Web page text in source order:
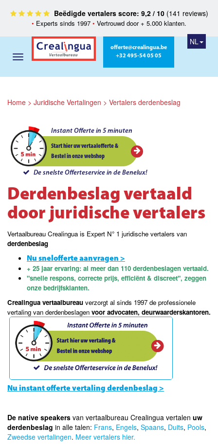
Beëdigde vertalers score: 9,2 / 10(141 reviews)
• Experts sinds 1997 • Vertrouwd door + 5.000 klanten.
offerte@crealingua.be
+32 495-54 05 05
NL
Home > Juridische Vertalingen > Vertalers derdenbeslag
Instant Offerte in 5 minuten
Start hier uw vertaalofferte &
Bestel in onze webshop
De snelste Offerteservice in de Benelux!
Derdenbeslag vertaald
door juridische vertalers
Vertaalbureau Crealingua is Expert N° 1 juridische vertalers van
derdenbeslag
Nu snelofferte aanvragen >
+ 25 jaar ervaring: al meer dan 110 derdenbeslagen vertaald.
"snelle respons, correcte prijs, efficiënt & discreet", zeggen
onze bedrijfsklanten.
Crealingua vertaalbureau verzorgt al sinds 1997 de professionele
vertaling van derdenbeslagen voor advocaten, deurwaarderskantoren.
Nu instant offerte vertaling derdenbeslag >
De native speakers van vertaalbureau Crealingua vertalen uw
derdenbeslag in alle talen: Frans, Engels, Spaans, Duits, Pools,
Zweedse vertalingen. Meer vertalers hier.